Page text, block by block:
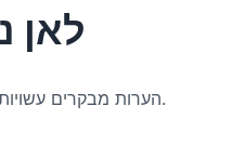
לאן
הערות מבקרים עשויות להיבדק באמצעות שירות זיהוי דואר זבל אוטומטי.